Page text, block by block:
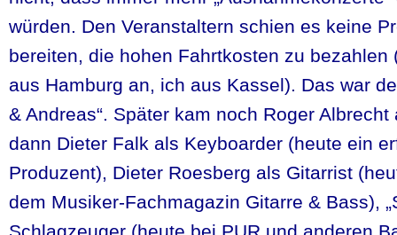
würden. Den Veranstaltern schien es keine
bereiten, die hohen Fahrtkosten zu bezahlen
aus Hamburg an, ich aus Kassel). Das war
& Andreas“. Später kam noch Roger
dann Dieter Falk als Keyboarder (heute ein
Produzent), Dieter Roesberg als Gitarrist
dem Musiker-Fachmagazin Gitarre & Bass),